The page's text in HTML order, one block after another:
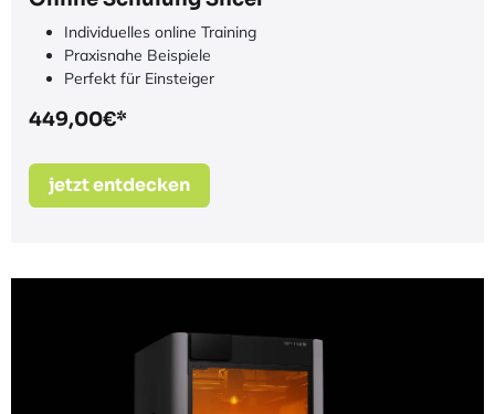
Individuelles online Training
Praxisnahe Beispiele
Perfekt für Einsteiger
449,00€*
jetzt entdecken